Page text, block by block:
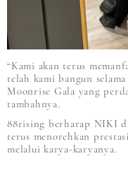
“Kami akan terus
telah kami bangun
Moonrise Gala yang
tambahnya.
88rising berharap NIKI
terus menorehkan
melalui karya-karyanya.